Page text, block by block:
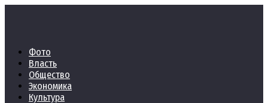
Фото
Власть
Общество
Экономика
Культура